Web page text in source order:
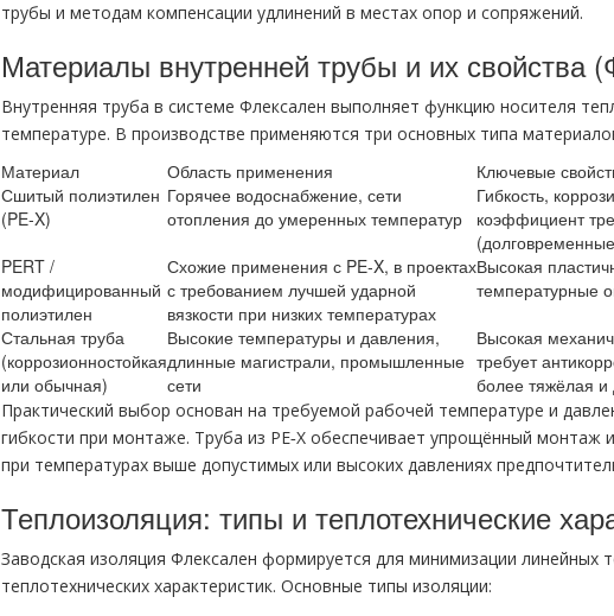
трубы и методам компенсации удлинений в местах опор и сопряжений.
Материалы внутренней трубы и их свойства
Внутренняя труба в системе Флексален выполняет функцию носителя
температуре. В производстве применяются три основных типа
Материал Область применения
Ключевые
Сшитый полиэтилен
(PE‑X)
Горячее водоснабжение, сети
отопления до умеренных температур
Гибкость,
коэффициент
PERT /
модифицированный
полиэтилен
Схожие применения с PE‑X, в проектах
с требованием лучшей ударной
вязкости при низких температурах
Высокая
температурные
Стальная труба
(коррозионностойкая
или обычная)
Высокие температуры и давления,
длинные магистрали, промышленные
сети
Высокая
требует
более тяжёлая
Практический выбор основан на требуемой рабочей температуре и
гибкости при монтаже. Труба из PE‑X обеспечивает упрощённый монтаж
при температурах выше допустимых или высоких давлениях
Теплоизоляция: типы и теплотехнические
Заводская изоляция Флексален формируется для минимизации линейных
теплотехнических характеристик. Основные типы изоляции: